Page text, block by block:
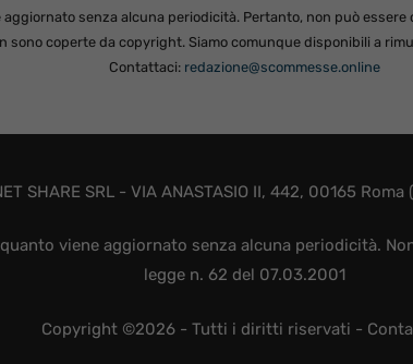
senza alcuna periodicità. Pertanto, non può
sono coperte da copyright. Siamo comunque disponibili a
Contattaci: redazione@scommesse.online
SHARE SRL - VIA ANASTASIO II, 442, 00165
viene aggiornato senza alcuna periodicità.
legge n. 62 del 07.03.2001
Copyright ©2026 - Tutti i diritti riservati -